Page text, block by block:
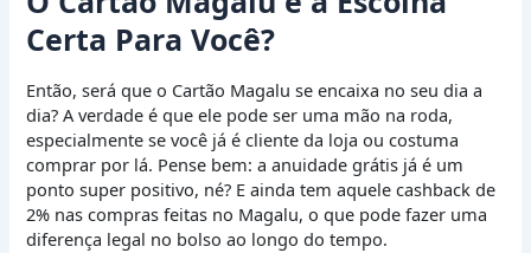
Certa Para Você?
Então, será que o Cartão Magalu se encaixa no seu dia a
dia? A verdade é que ele pode ser uma mão na roda,
especialmente se você já é cliente da loja ou costuma
comprar por lá. Pense bem: a anuidade grátis já é um
ponto super positivo, né? E ainda tem aquele cashback de
2% nas compras feitas no Magalu, o que pode fazer uma
diferença legal no bolso ao longo do tempo.